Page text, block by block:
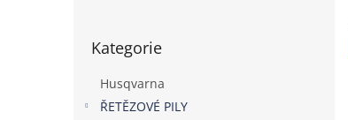
kategorie
Kategorie
Husqvarna
ŘETĚZOVÉ PILY